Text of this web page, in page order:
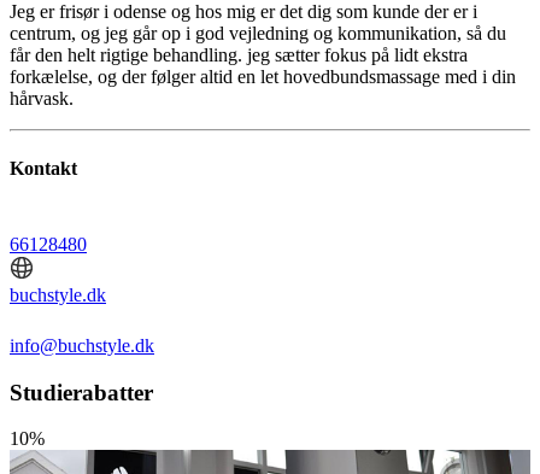
Jeg er frisør i odense og hos mig er det dig som kunde der er i
centrum, og jeg går op i god vejledning og kommunikation, så du
får den helt rigtige behandling. jeg sætter fokus på lidt ekstra
forkælelse, og der følger altid en let hovedbundsmassage med i din
hårvask.
Kontakt
66128480
buchstyle.dk
info@buchstyle.dk
Studierabatter
10%